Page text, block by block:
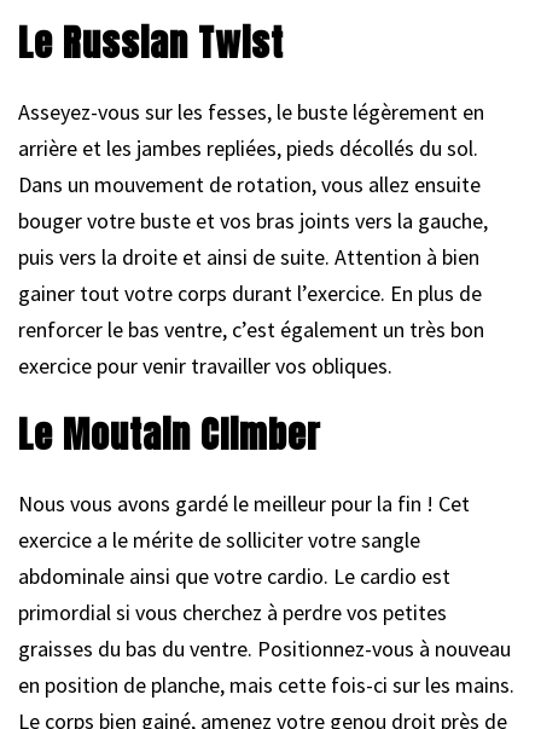
Le Russian Twist
Asseyez-vous sur les fesses, le buste légèrement en
arrière et les jambes repliées, pieds décollés du sol.
Dans un mouvement de rotation, vous allez ensuite
bouger votre buste et vos bras joints vers la gauche,
puis vers la droite et ainsi de suite. Attention à bien
gainer tout votre corps durant l’exercice. En plus de
renforcer le bas ventre, c’est également un très bon
exercice pour venir travailler vos obliques.
Le Moutain Climber
Nous vous avons gardé le meilleur pour la fin ! Cet
exercice a le mérite de solliciter votre sangle
abdominale ainsi que votre cardio. Le cardio est
primordial si vous cherchez à perdre vos petites
graisses du bas du ventre. Positionnez-vous à nouveau
en position de planche, mais cette fois-ci sur les mains.
Le corps bien gainé, amenez votre genou droit près de